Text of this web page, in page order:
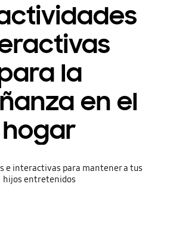
la
en el
hogar
e interactivas para mantener a tus
hijos entretenidos